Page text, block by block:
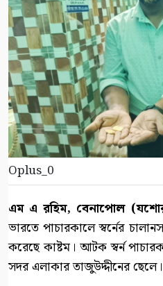
Oplus_0
এম এ রহিম, বেনাপোল
ভারতে পাচারকালে স্বর্নের
করেছে কাষ্টম। আটক স্বর্ন
সদর এলাকার তাজুউদ্দীনের ছেলে।